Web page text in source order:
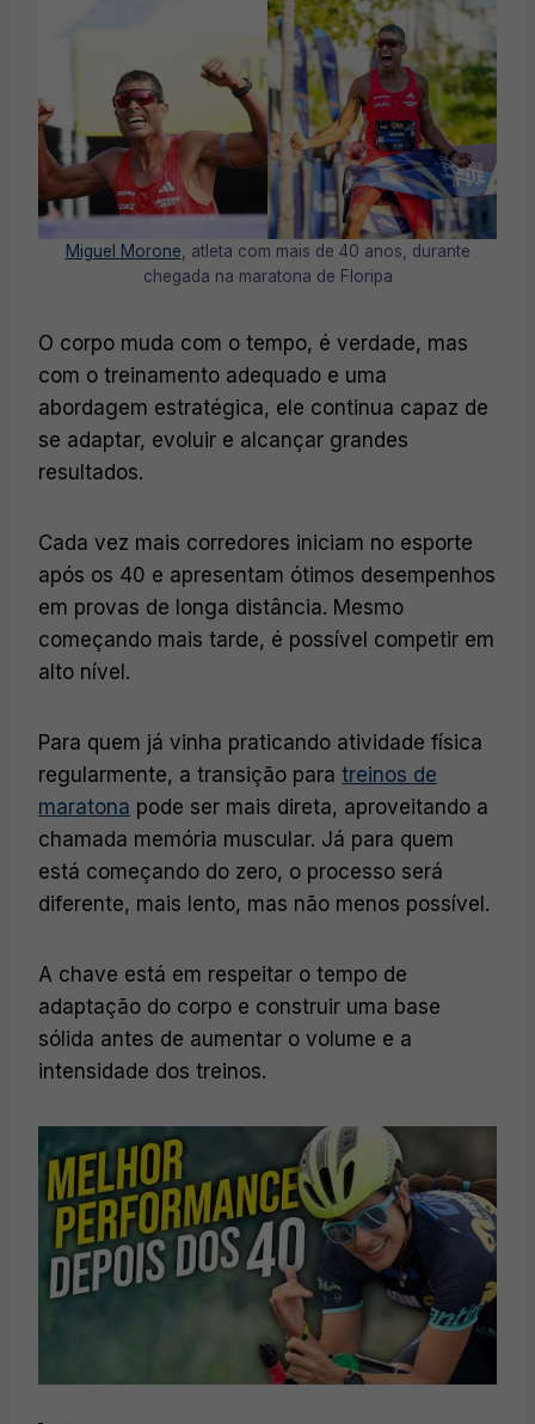
Miguel Morone , atleta com mais de 40 anos, durante
chegada na maratona de Floripa
O corpo muda com o tempo, é verdade, mas
com o treinamento adequado e uma
abordagem estratégica, ele continua capaz de
se adaptar, evoluir e alcançar grandes
resultados.
Cada vez mais corredores iniciam no esporte
após os 40 e apresentam ótimos desempenhos
em provas de longa distância. Mesmo
começando mais tarde, é possível competir em
alto nível.
Para quem já vinha praticando atividade física
regularmente, a transição para treinos de
maratona pode ser mais direta, aproveitando a
chamada memória muscular. Já para quem
está começando do zero, o processo será
diferente, mais lento, mas não menos possível.
A chave está em respeitar o tempo de
adaptação do corpo e construir uma base
sólida antes de aumentar o volume e a
intensidade dos treinos.